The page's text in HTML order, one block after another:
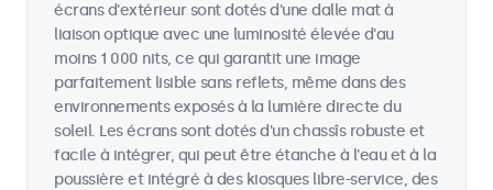
écrans d'extérieur sont dotés d'une dalle mat à
liaison optique avec une luminosité élevée d'au
moins 1 000 nits, ce qui garantit une image
parfaitement lisible sans reflets, même dans des
environnements exposés à la lumière directe du
soleil. Les écrans sont dotés d'un chassîs robuste et
facile à intégrer, qui peut être étanche à l'eau et à la
poussière et intégré à des kiosques libre-service, des